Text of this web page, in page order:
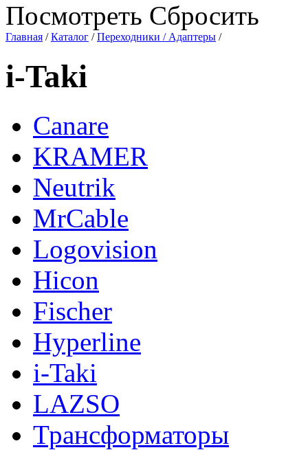
Посмотреть Сбросить
Главная /Каталог /Переходники / Адаптеры /
i-Taki
Canare
KRAMER
Neutrik
MrCable
Logovision
Hicon
Fischer
Hyperline
i-Taki
LAZSO
Трансформаторы